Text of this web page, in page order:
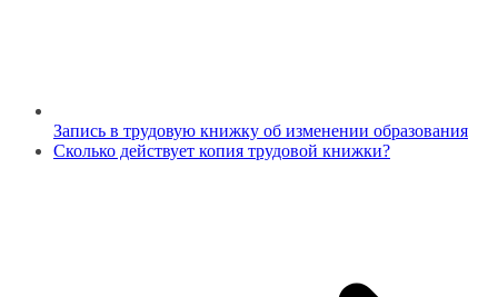
Запись в трудовую книжку об изменении образования
Сколько действует копия трудовой книжки?